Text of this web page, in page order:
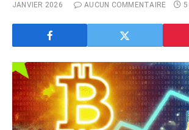
JANVIER 2026
AUCUN COMMENTAIRE